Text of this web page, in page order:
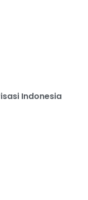
Indonesia